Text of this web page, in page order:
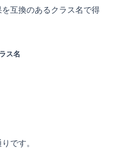
互換のあるクラス名で得
ス名
です。